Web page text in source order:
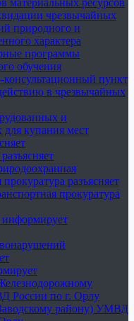
материальных ресурсов
чрезвычайных
природного и
характера
программы
обучения
консультационный пункт
в чрезвычайных
и
купания мест
разъясняет
прокуратура
информирует
России по г. Орлу
району) УМВД